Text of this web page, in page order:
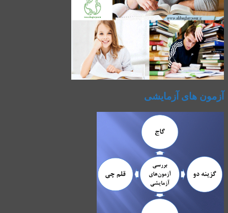
آزمون های آزمایشی